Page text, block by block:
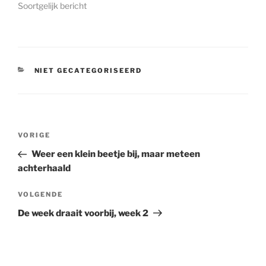
Soortgelijk bericht
CATEGORIEËN
NIET GECATEGORISEERD
Bericht
Vorig
bericht
VORIGE
Weer een klein beetje bij, maar meteen
achterhaald
Volgend
bericht
VOLGENDE
De week draait voorbij, week 2